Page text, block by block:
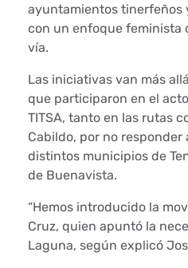
l
p
a
p
e
l
d
e
ayuntamientos tinerfeños
con un enfoque feminista
vía.
Las iniciativas van más
que participaron en el
TITSA, tanto en las rutas
Cabildo, por no
distintos municipios de
de Buenavista.
“Hemos introducido la
Cruz, quien apuntó la
Laguna, según explicó